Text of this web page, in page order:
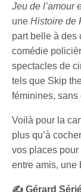
Jeu de l’amour
uneHistoire de
part belle à des
comédie
spectacles de
tels que Skip
féminines,
Voilà pour la
plus qu’à
vos places
entre amis, une
✍️ Gérard